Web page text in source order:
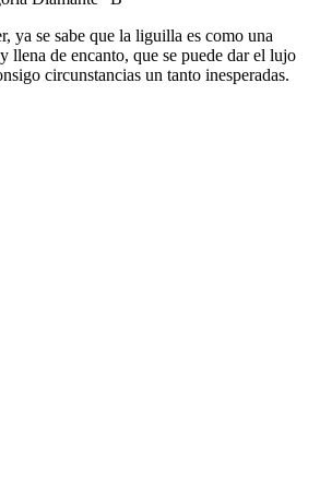
ya se sabe que la liguilla es como una
llena de encanto, que se puede dar el lujo
circunstancias un tanto inesperadas.